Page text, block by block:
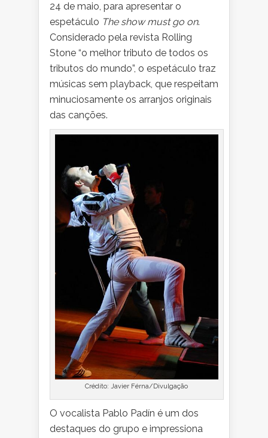
24 de maio, para apresentar o
espetáculo The show must go on.
Considerado pela revista Rolling
Stone “o melhor tributo de todos os
tributos do mundo”, o espetáculo traz
músicas sem playback, que respeitam
minuciosamente os arranjos originais
das canções.
Crédito: Javier Férna/Divulgação
O vocalista Pablo Padín é um dos
destaques do grupo e impressiona